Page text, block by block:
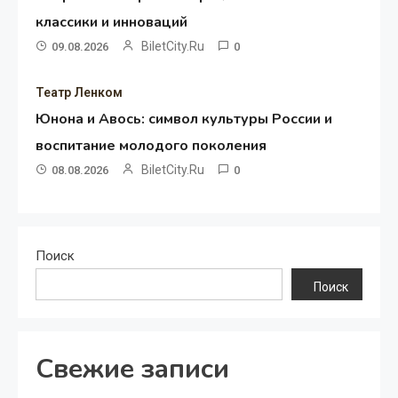
классики и инноваций
09.08.2026 BiletCity.ru 0
Театр Ленком
Юнона и Авось: символ культуры России и
воспитание молодого поколения
08.08.2026 BiletCity.ru 0
Поиск
Поиск
Свежие записи